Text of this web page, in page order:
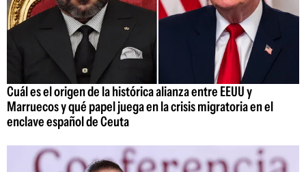
Cuál es el origen de la histórica alianza entre EEUU y
Marruecos y qué papel juega en la crisis migratoria en el
enclave español de Ceuta